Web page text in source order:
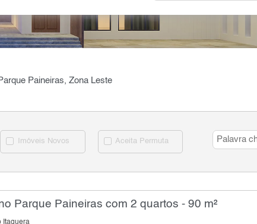
Paineiras, Zona Leste
Imóveis Novos Aceita Permuta
Parque Paineiras com 2 quartos - 90 m²
Itaquera